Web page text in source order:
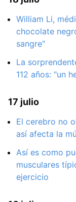
William Li,
chocolate
sangre"
La
112 años: "un
17 julio
El cerebro no
así afecta la
Así es como
musculares
ejercicio